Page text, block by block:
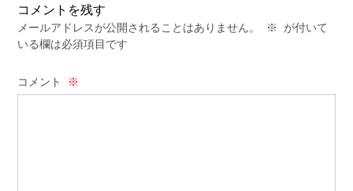
コメントを残す
メールアドレスが公開されることはありません。 ※
が付いて
いる欄は必須項目です
コメント ※